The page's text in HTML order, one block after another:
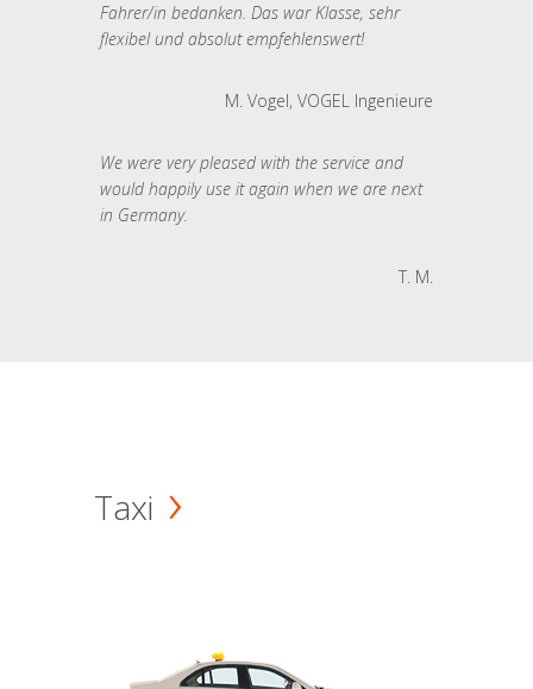
Fahrer/in bedanken. Das war Klasse, sehr
flexibel und absolut empfehlenswert!
M. Vogel, VOGEL Ingenieure
We were very pleased with the service and
would happily use it again when we are next
in Germany.
T. M.
Taxi